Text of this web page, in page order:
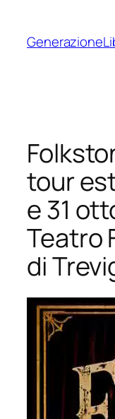
contenuto
tour
e 31
Teatro
di